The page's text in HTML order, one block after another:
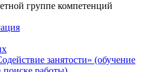
группе компетенций
занятости» (обучение